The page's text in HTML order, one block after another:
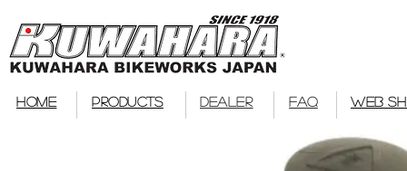
HOME PRODUCTS DEALER FAQ WEB